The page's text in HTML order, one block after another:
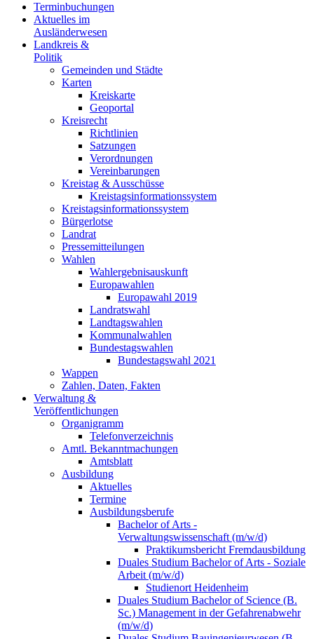
Terminbuchungen
Aktuelles im
Ausländerwesen
Landkreis &
Politik
Gemeinden und Städte
Karten
Kreiskarte
Geoportal
Kreisrecht
Richtlinien
Satzungen
Verordnungen
Vereinbarungen
Kreistag & Ausschüsse
Kreistagsinformationssystem
Kreistagsinformationssystem
Bürgerlotse
Landrat
Pressemitteilungen
Wahlen
Wahlergebnisauskunft
Europawahlen
Europawahl 2019
Landratswahl
Landtagswahlen
Kommunalwahlen
Bundestagswahlen
Bundestagswahl 2021
Wappen
Zahlen, Daten, Fakten
Verwaltung &
Veröffentlichungen
Organigramm
Telefonverzeichnis
Amtl. Bekanntmachungen
Amtsblatt
Ausbildung
Aktuelles
Termine
Ausbildungsberufe
Bachelor of Arts -
Verwaltungswissenschaft (m/w/d)
Praktikumsbericht Fremdausbildung
Duales Studium Bachelor of Arts - Soziale
Arbeit (m/w/d)
Studienort Heidenheim
Duales Studium Bachelor of Science (B.
Sc.) Management in der Gefahrenabwehr
(m/w/d)